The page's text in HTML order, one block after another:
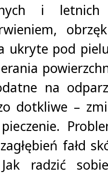
i
ukryte pod
na
dotkliwe –
fałd
radzić